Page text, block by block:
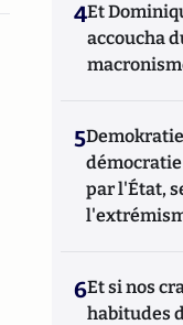
4Et
accoucha
5
par l'État,
6Et si nos
habitudes